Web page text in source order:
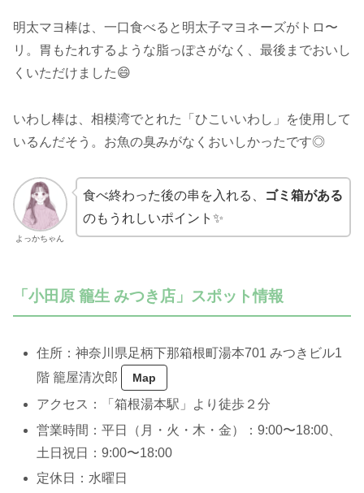
明太マヨ棒は、一口食べると明太子マヨネーズがトロ〜
リ。胃もたれするような脂っぽさがなく、最後までおいし
くいただけました😄
いわし棒は、相模湾でとれた「ひこいいわし」を使用して
いるんだそう。お魚の臭みがなくおいしかったです◎
よっかちゃん
食べ終わった後の串を入れる、
ゴミ箱がある
のもうれしいポイント✨
「小田原 籠生 みつき店 」スポット情報
住所：神奈川県足柄下那箱根町湯本701 みつきビル1
階 籠屋清次郎
Map
アクセス：「箱根湯本駅」より徒歩２分
営業時間：平日（月・火・木・金）：9:00〜18:00、
土日祝日：9:00〜18:00
定休日：水曜日